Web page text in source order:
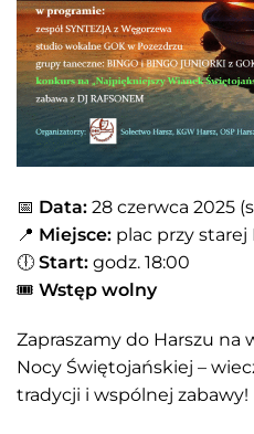
📅 Data: 28 czerwca 2025
📍 Miejsce: plac przy starej
🕕 Start: godz. 18:00
🎟️ Wstęp wolny
Zapraszamy do Harszu
Nocy Świętojańskiej –
tradycji i wspólnej zabawy!